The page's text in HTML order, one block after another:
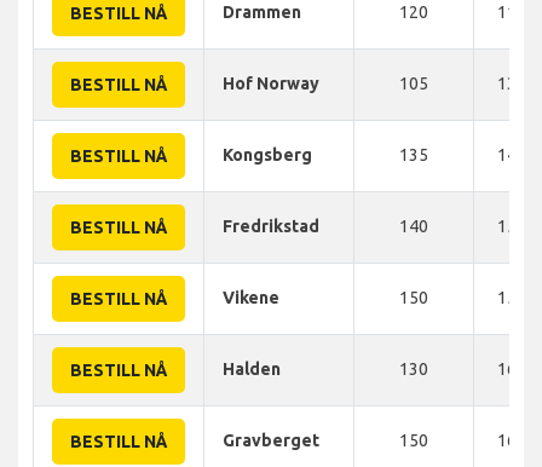
BESTILL NÅ Drammen 120 115
BESTILL NÅ Hof Norway 105 130
BESTILL NÅ Kongsberg 135 145
BESTILL NÅ Fredrikstad 140 150
BESTILL NÅ Vikene 150 155
BESTILL NÅ Halden 130 160
BESTILL NÅ Gravberget 150 160